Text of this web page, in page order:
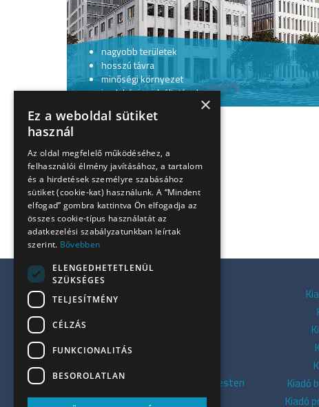
nagyobb területek
hosszú távra
minőségi környezet
irodaházi szolgáltatások
Kiadó irodák a Váci úton
Kiadó zöld irodák
Kiadó szolgáltatott irodák Budapesten
Kiadó irodák Dél-Budán
Kiadó
Kiadó
×
Ez a weboldal sütiket
használ
Az oldal megfelelő működéséhez, a
felhasználói élmény javításához, a tartalom
és a hirdetések személyre szabásához
sütiket (cookie-kat) használunk. A “Mindent
elfogad” gombra kattintva Ön elfogadja az
összes cookie-típus használatát az
adatkezelési szabályzatunkban leírtak
szerint. Bővebben
ELENGEDHETETLENÜL
SZÜKSÉGES
TELJESÍTMÉNY
CÉLZÁS
FUNKCIONALITÁS
BESOROLATLAN